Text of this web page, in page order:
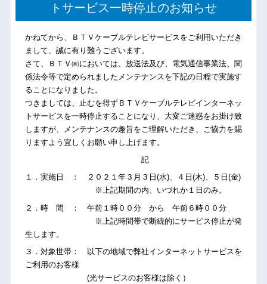
トサービス一時停止のお知らせ
かねてから、ＢＴＶケーブルテレビサービスをご利用いただき
まして、誠に有り難うございます。
さて、ＢＴＶ㈱においては、放送法及び、電気通信事業法、関
係法令等で定められましたメンテナンスを下記の日程で実施す
ることになりました。
つきましては、止むを得ずＢＴＶケーブルテレビインターネッ
トサービスを一時停止することになり、大変ご迷惑をお掛け致
しますが、メンテナンスの趣旨をご理解いただき、ご協力を賜
りますよう宜しくお願い申し上げます。
記
１．実施日 ： ２０２１年３月３日(水)、４日(木)、５日(金)
※上記期間の内、いづれか１日のみ。
２．時 間 ： 午前１時００分 から 午前６時００分
※上記時間帯で断続的にサービス停止が発
生します。
３．対象世帯： 以下の地域で弊社インターネットサービスを
ご利用のお客様
(光サービスのお客様は除く）